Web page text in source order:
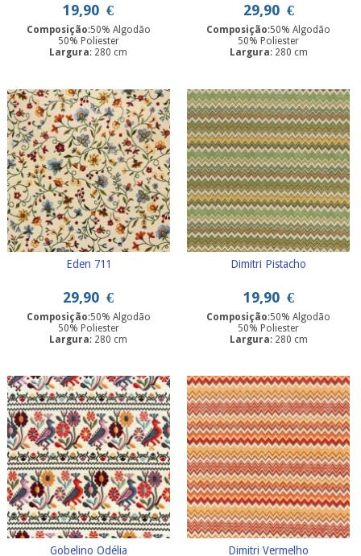
19,90 €
Composição:50% Algodão
50% Poliester
Largura: 280 cm
29,90 €
Composição:50% Algodão
50% Poliester
Largura: 280 cm
Eden 711
29,90 €
Composição:50% Algodão
50% Poliester
Largura: 280 cm
Dimitri Pistacho
19,90 €
Composição:50% Algodão
50% Poliester
Largura: 280 cm
Gobelino Odélia Dimitri Vermelho